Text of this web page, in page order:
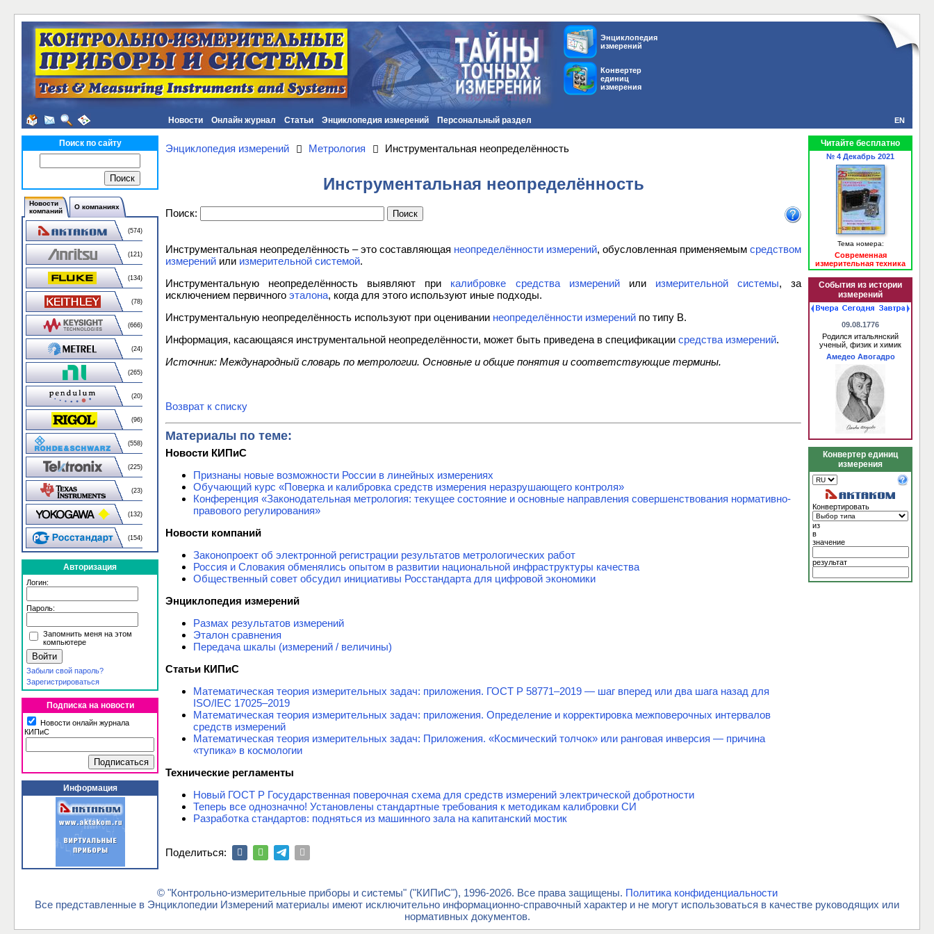
Энциклопедия
измерений
Конвертер
единиц
измерения
Новости Онлайн журнал Статьи Энциклопедия измерений Персональный раздел EN
Поиск по сайту
Новости
компаний
О компаниях
(574)
(121)
(134)
(78)
(666)
(24)
(265)
(20)
(96)
(558)
(225)
(23)
(132)
(154)
Авторизация
Логин:
Пароль:
Запомнить меня на этом
компьютере
Забыли свой пароль?
Зарегистрироваться
Подписка на новости
Новости онлайн журнала
КИПиС
Информация
Энциклопедия измерений Метрология Инструментальная неопределённость
Инструментальная неопределённость
Поиск:
Инструментальная неопределённость – это составляющая неопределённости измерений, обусловленная применяемым средством
измерений или измерительной системой.
Инструментальную неопределённость выявляют при калибровке средства измеренийили измерительной системы, за
исключением первичного эталона, когда для этого используют иные подходы.
Инструментальную неопределённость используют при оценивании неопределённости измерений по типу В.
Информация, касающаяся инструментальной неопределённости, может быть приведена в спецификации средства измерений.
Источник: Международный словарь по метрологии. Основные и общие понятия и соответствующие термины.
Возврат к списку
Материалы по теме:
Новости КИПиС
Признаны новые возможности России в линейных измерениях
Обучающий курс «Поверка и калибровка средств измерения неразрушающего контроля»
Конференция «Законодательная метрология: текущее состояние и основные направления совершенствования нормативно-
правового регулирования»
Новости компаний
Законопроект об электронной регистрации результатов метрологических работ
Россия и Словакия обменялись опытом в развитии национальной инфраструктуры качества
Общественный совет обсудил инициативы Росстандарта для цифровой экономики
Энциклопедия измерений
Размах результатов измерений
Эталон сравнения
Передача шкалы (измерений / величины)
Статьи КИПиС
Математическая теория измерительных задач: приложения. ГОСТ Р 58771–2019 — шаг вперед или два шага назад для
ISO/IEC 17025–2019
Математическая теория измерительных задач: приложения. Определение и корректировка межповерочных интервалов
средств измерений
Математическая теория измерительных задач: Приложения. «Космический толчок» или ранговая инверсия — причина
«тупика» в космологии
Технические регламенты
Новый ГОСТ Р Государственная поверочная схема для средств измерений электрической добротности
Теперь все однозначно! Установлены стандартные требования к методикам калибровки СИ
Разработка стандартов: подняться из машинного зала на капитанский мостик
Поделиться:
Читайте бесплатно
№ 4 Декабрь 2021
Тема номера:
Современная
измерительная техника
События из истории
измерений
09.08.1776
Родился итальянский
ученый, физик и химик
Амедео Авогадро
Конвертер единиц
измерения
Конвертировать
из
в
значение
результат
© "Контрольно-измерительные приборы и системы" ("КИПиС"), 1996-2026. Все права защищены. Политика конфиденциальности
Все представленные в Энциклопедии Измерений материалы имеют исключительно информационно-справочный характер и не могут использоваться в качестве руководящих или
нормативных документов.